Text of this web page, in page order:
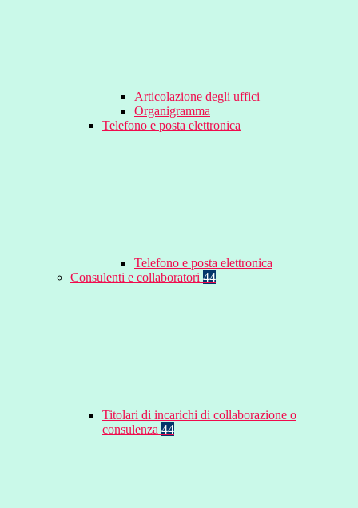
Articolazione degli uffici
Organigramma
Telefono e posta elettronica
Telefono e posta elettronica
Consulenti e collaboratori 44
Titolari di incarichi di collaborazione o
consulenza 44